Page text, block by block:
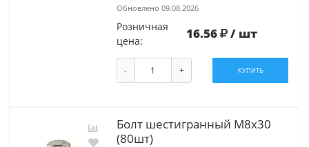
Обновлено 09.08.2026
Розничная
цена:
16.56 / шт
- + КУПИТЬ
Болт шестигранный М8х30
(80шт)